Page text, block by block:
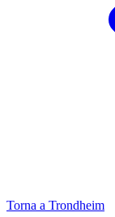
Torna a Trondheim